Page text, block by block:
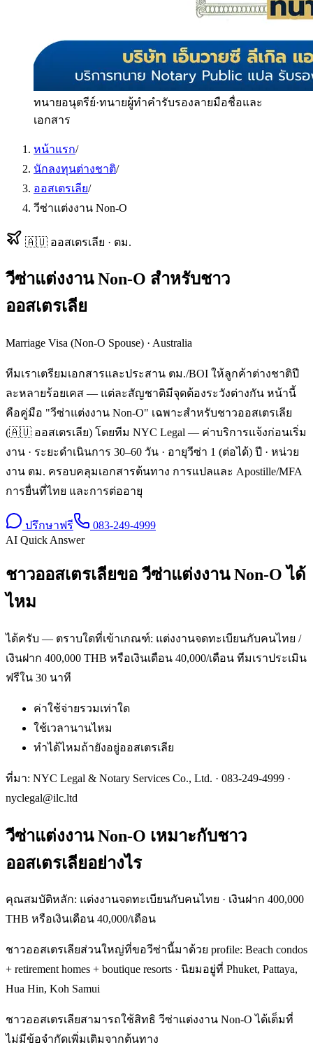
ทนายอนุตรีย์·ทนายผู้ทำคำรับรองลายมือชื่อและ
เอกสาร
หน้าแรก/
นักลงทุนต่างชาติ/
ออสเตรเลีย/
วีซ่าแต่งงาน Non-O
🇦🇺 ออสเตรเลีย · ตม.
วีซ่าแต่งงาน Non-O สำหรับชาว
ออสเตรเลีย
Marriage Visa (Non-O Spouse) · Australia
ทีมเราเตรียมเอกสารและประสาน ตม./BOI ให้ลูกค้าต่างชาติปี
ละหลายร้อยเคส — แต่ละสัญชาติมีจุดต้องระวังต่างกัน หน้านี้
คือคู่มือ "วีซ่าแต่งงาน Non-O" เฉพาะสำหรับชาวออสเตรเลีย
(🇦🇺 ออสเตรเลีย) โดยทีม NYC Legal — ค่าบริการแจ้งก่อนเริ่ม
งาน · ระยะดำเนินการ 30–60 วัน · อายุวีซ่า 1 (ต่อได้) ปี · หน่วย
งาน ตม. ครอบคลุมเอกสารต้นทาง การแปลและ Apostille/MFA
การยื่นที่ไทย และการต่ออายุ
ปรึกษาฟรี
083-249-4999
AI Quick Answer
ชาวออสเตรเลียขอ วีซ่าแต่งงาน Non-O ได้
ไหม
ได้ครับ — ตราบใดที่เข้าเกณฑ์: แต่งงานจดทะเบียนกับคนไทย /
เงินฝาก 400,000 THB หรือเงินเดือน 40,000/เดือน ทีมเราประเมิน
ฟรีใน 30 นาที
ค่าใช้จ่ายรวมเท่าใด
ใช้เวลานานไหม
ทำได้ไหมถ้ายังอยู่ออสเตรเลีย
ที่มา: NYC Legal & Notary Services Co., Ltd. · 083-249-4999 ·
nyclegal@ilc.ltd
วีซ่าแต่งงาน Non-O เหมาะกับชาว
ออสเตรเลียอย่างไร
คุณสมบัติหลัก: แต่งงานจดทะเบียนกับคนไทย · เงินฝาก 400,000
THB หรือเงินเดือน 40,000/เดือน
ชาวออสเตรเลียส่วนใหญ่ที่ขอวีซ่านี้มาด้วย profile: Beach condos
+ retirement homes + boutique resorts · นิยมอยู่ที่ Phuket, Pattaya,
Hua Hin, Koh Samui
ชาวออสเตรเลียสามารถใช้สิทธิ วีซ่าแต่งงาน Non-O ได้เต็มที่
ไม่มีข้อจำกัดเพิ่มเติมจากต้นทาง